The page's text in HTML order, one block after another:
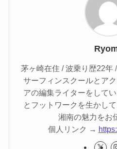
茅ヶ崎在住 / 波乗り歴22年
サーフィンスクールとア
アの編集ライターをして
とフットワークを生かし
湘南の魅力をお
個人リンク →